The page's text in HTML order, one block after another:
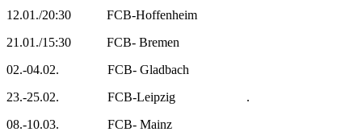
12.01./20:30 FCB-Hoffenheim
21.01./15:30 FCB- Bremen
02.-04.02. FCB- Gladbach
23.-25.02. FCB-Leipzig .
08.-10.03. FCB- Mainz